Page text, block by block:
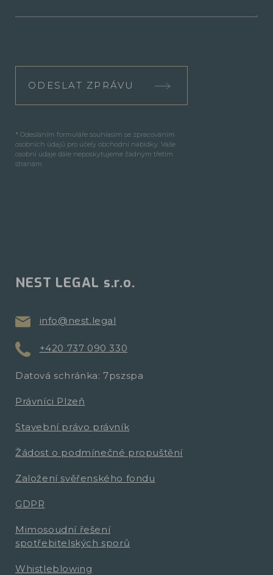
ODESLAT ZPRÁVU
* Odesláním formuláře souhlasím se zpracováním
osobních údajů pro účely obchodní nabídky. Vaše
osobní údaje dále neposkytujeme žádným třetím
stranám.
NEST LEGAL s.r.o.
info@nest.legal
+420 737 090 330
Datová schránka: 7pszspa
Právníci Plzeň
Stavební právo právník
Žádost o podmínečné propuštění
Založení svěřenského fondu
GDPR
Mimosoudní řešení
spotřebitelských sporů
Whistleblowing